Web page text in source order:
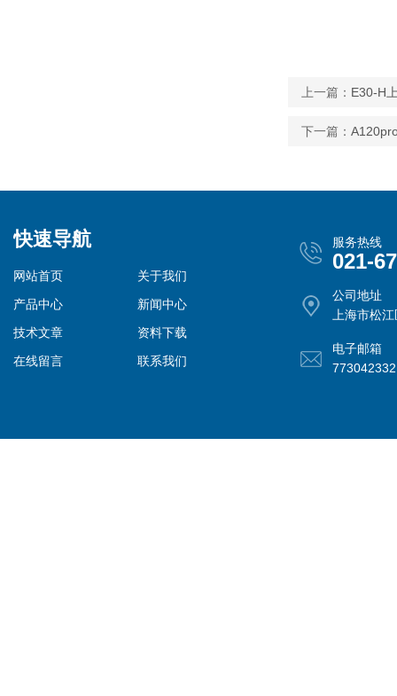
上一篇： E30-H
下一篇：
快速导航
网站首页
关于我们
产品中心
新闻中心
技术文章
资料下载
在线留言
联系我们
服务热线
021-
公司地址
上海市松
电子邮箱